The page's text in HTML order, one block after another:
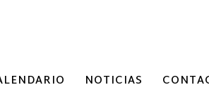
NOTICIAS